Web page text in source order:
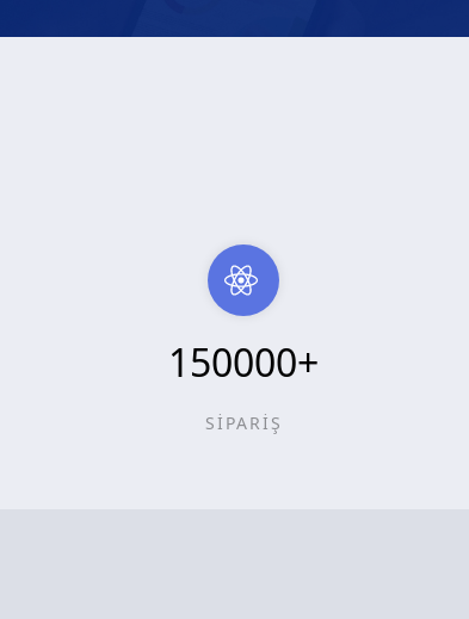
150000+
SİPARİŞ